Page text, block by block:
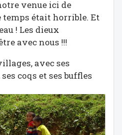
venue ici de
temps était horrible. Et
! Les dieux
avec nous !!!
avec ses
coqs et ses buffles